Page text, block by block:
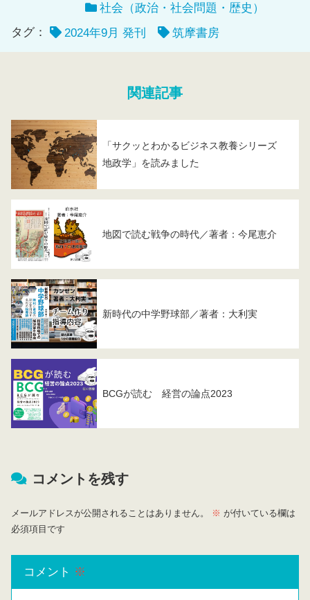
社会（政治・社会問題・歴史）
タグ：
2024年9月 発刊 筑摩書房
関連記事
「サクッとわかるビジネス教養シリーズ
地政学」を読みました
地図で読む戦争の時代／著者：今尾恵介
新時代の中学野球部／著者：大利実
BCGが読む 経営の論点2023
コメントを残す
メールアドレスが公開されることはありません。 ※ が付いている欄は
必須項目です
コメント ※